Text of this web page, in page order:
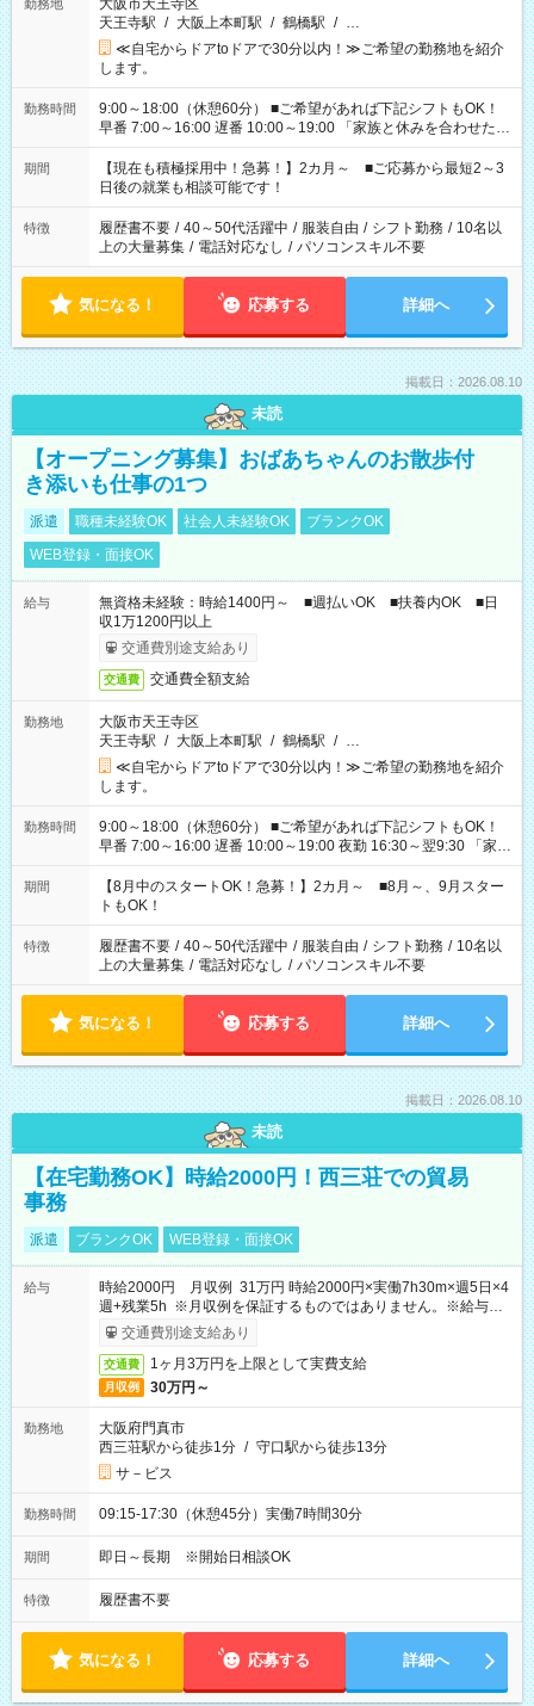
勤務地
大阪市天王寺区
天王寺駅 / 大阪上本町駅 / 鶴橋駅 / …
≪自宅からドアtoドアで30分以内！≫ご希望の勤務地を紹介
します。
勤務時間
9:00～18:00（休憩60分） ■ご希望があれば下記シフトもOK！
早番 7:00～16:00 遅番 10:00～19:00 「家族と休みを合わせた
い」 「余裕を持って夕飯の準備がしたい」 「できれば残業はし
たくない」 など、ご希望を教えてくださいね。 ※Wワーク希望
の方へ 今ご覧のお仕事で希望する勤務時間と、もう1つのお仕事
の勤務時間。 合計で週40時間を超える場合は応募できません。
期間
【現在も積極採用中！急募！】2カ月～ ■ご応募から最短2～3
日後の就業も相談可能です！
特徴 履歴書不要 / 40～50代活躍中 / 服装自由 / シフト勤務 / 10名以
上の大量募集 / 電話対応なし / パソコンスキル不要
気になる！ 応募する 詳細へ
掲載日：2026.08.10
未読
【オープニング募集】おばあちゃんのお散歩付
き添いも仕事の1つ
派遣 職種未経験OK 社会人未経験OK
ブランクOK
WEB登録・面接OK
給与
無資格未経験：時給1400円～ ■週払いOK ■扶養内OK ■日
収1万1200円以上
交通費別途支給あり
交通費 交通費全額支給
勤務地
大阪市天王寺区
天王寺駅 / 大阪上本町駅 / 鶴橋駅 / …
≪自宅からドアtoドアで30分以内！≫ご希望の勤務地を紹介
します。
勤務時間
9:00～18:00（休憩60分） ■ご希望があれば下記シフトもOK！
早番 7:00～16:00 遅番 10:00～19:00 夜勤 16:30～翌9:30 「家族
と休みを合わせたい」 「余裕を持って夕飯の準備がしたい」
「できれば残業はしたくない」 など、ご希望を教えてください
ね。 ※Wワーク希望の方へ 今ご覧のお仕事で希望する勤務時間
と、もう1つのお仕事の勤務時間。 合計で週40時間を超える場
合は応募できません。
期間
【8月中のスタートOK！急募！】2カ月～ ■8月～、9月スター
トもOK！
特徴 履歴書不要 / 40～50代活躍中 / 服装自由 / シフト勤務 / 10名以
上の大量募集 / 電話対応なし / パソコンスキル不要
気になる！ 応募する 詳細へ
掲載日：2026.08.10
未読
【在宅勤務OK】時給2000円！西三荘での貿易
事務
派遣 ブランクOK WEB登録・面接OK
給与
時給2000円 月収例 31万円 時給2000円×実働7h30m×週5日×4
週+残業5h ※月収例を保証するものではありません。※給与即
受取りサービス利用可（利用条件有）
交通費別途支給あり
交通費 1ヶ月3万円を上限として実費支給
月収例 30万円～
勤務地
大阪府門真市
西三荘駅から徒歩1分 / 守口駅から徒歩13分
サ－ビス
勤務時間 09:15-17:30（休憩45分）実働7時間30分
期間 即日～長期 ※開始日相談OK
特徴 履歴書不要
気になる！ 応募する 詳細へ